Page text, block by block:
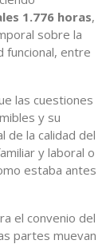
1.776 horas,
sobre la
funcional, entre
las cuestiones
y su
de la calidad del
y laboral o
estaba antes
el convenio del
partes muevan